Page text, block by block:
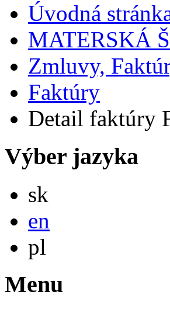
Úvodná
MATERSKÁ
Zmluvy,
Faktúry
Detail faktúry
Výber jazyka
sk
en
pl
Menu